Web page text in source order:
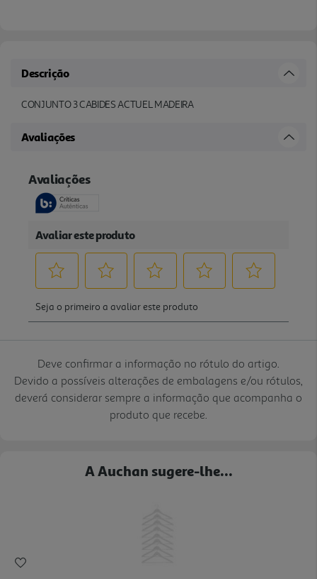
Descrição
CONJUNTO 3 CABIDES ACTUEL MADEIRA
Avaliações
Deve confirmar a informação no rótulo do artigo.
Devido a possíveis alterações de embalagens e/ou rótulos,
deverá considerar sempre a informação que acompanha o
produto que recebe.
A Auchan sugere-lhe...